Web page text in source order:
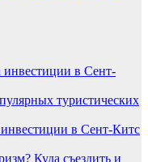
инвестиции в Сент-
туристических
инвестиции в Сент-Китс
Куда съездить и